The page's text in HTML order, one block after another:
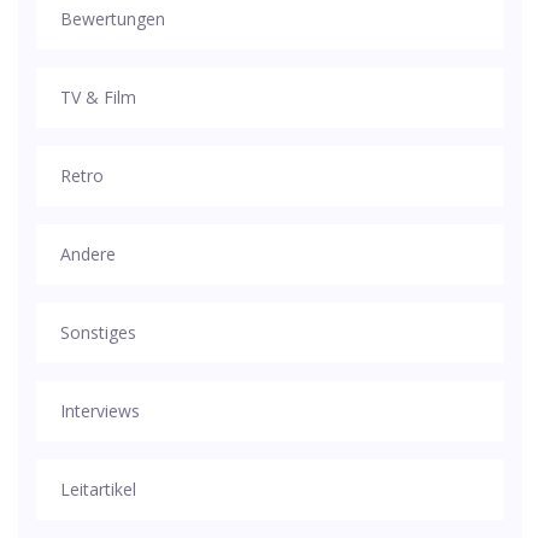
Bewertungen
TV & Film
Retro
Andere
Sonstiges
Interviews
Leitartikel